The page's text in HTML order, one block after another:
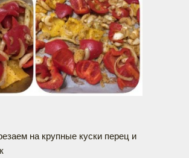
на крупные куски перец и